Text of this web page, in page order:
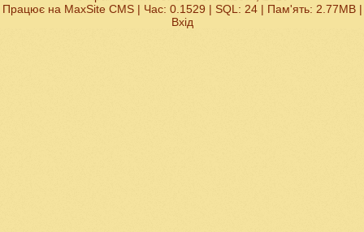
Працює на MaxSite CMS| Час: 0.1529 | SQL: 24 | Пам'ять: 2.77MB|
Вхід